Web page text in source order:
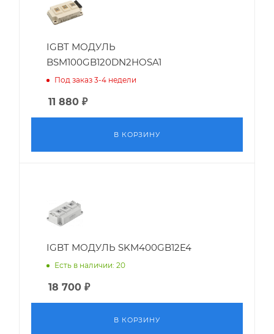
IGBT МОДУЛЬ
BSM100GB120DN2HOSA1
Под заказ 3-4 недели
11 880 ₽
В КОРЗИНУ
IGBT МОДУЛЬ SKM400GB12E4
Есть в наличии: 20
18 700 ₽
В КОРЗИНУ